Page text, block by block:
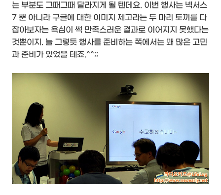
는 부분도 그때그때 달라지게 될 텐데요. 이번 행사는 넥서스
7 뿐 아니라 구글에 대한 이미지 제고라는 두 마리 토끼를 다
잡아보자는 욕심이 썩 만족스러운 결과로 이어지지 못했다는
것뿐이지. 늘 그렇듯 행사를 준비하는 쪽에서는 꽤 많은 고민
과 준비가 있었을 테죠.^^;;